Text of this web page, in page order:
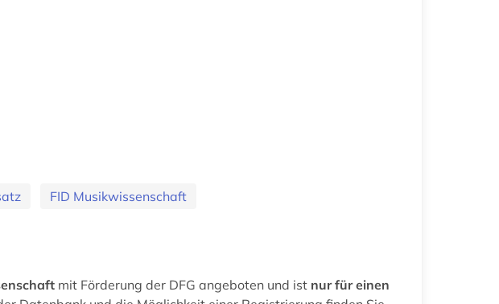
FID Musikwissenschaft
mit Förderung der DFG angeboten und ist nur für einen